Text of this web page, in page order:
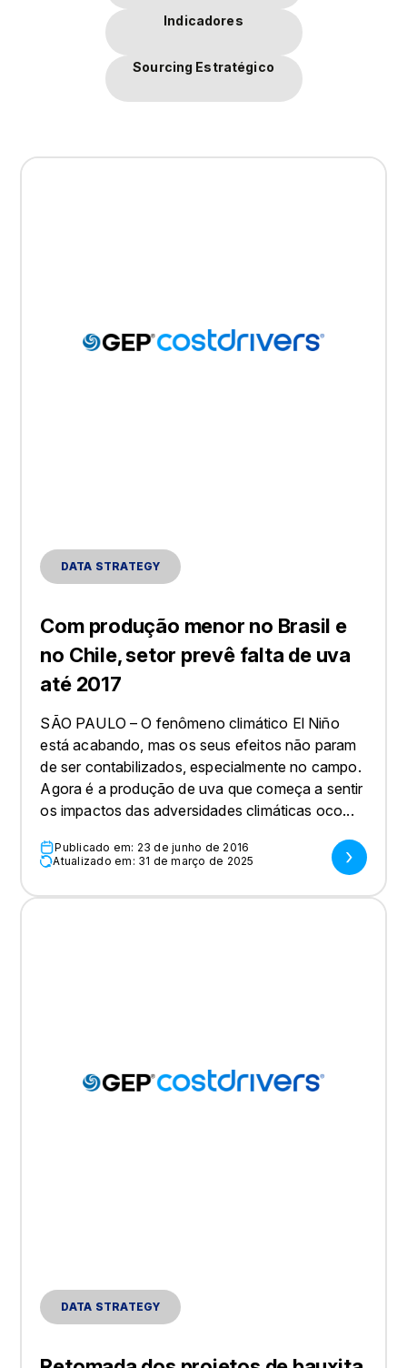
Indicadores
Sourcing Estratégico
DATA STRATEGY
Com produção menor no Brasil e
no Chile, setor prevê falta de uva
até 2017
SÃO PAULO – O fenômeno climático El Niño
está acabando, mas os seus efeitos não param
de ser contabilizados, especialmente no campo.
Agora é a produção de uva que começa a sentir
os impactos das adversidades climáticas oco...
Publicado em: 23 de junho de 2016
Atualizado em: 31 de março de 2025
DATA STRATEGY